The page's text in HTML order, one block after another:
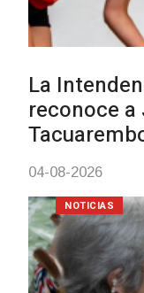
03-08-2026
NOTICIAS